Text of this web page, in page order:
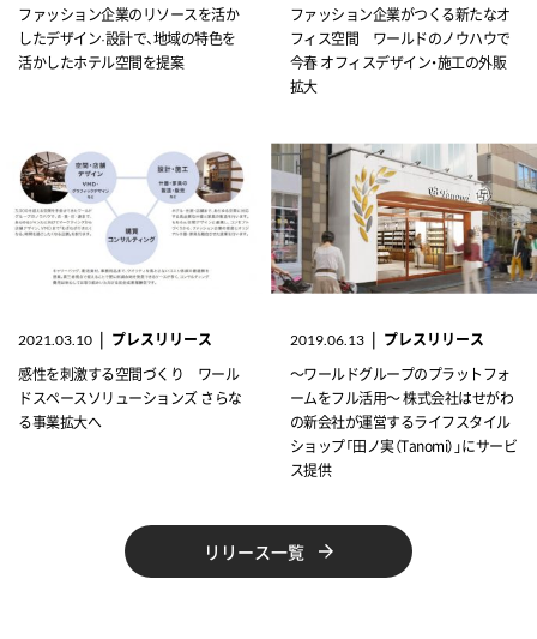
ファッション企業のリソースを活か
したデザイン·設計で、地域の特色を
活かしたホテル空間を提案
ファッション企業がつくる新たなオ
フィス空間 ワールドのノウハウで
今春 オフィスデザイン・施工の外販
拡大
2021.03.10
プレスリリース
感性を刺激する空間づくり ワール
ドスペースソリューションズ さらな
る事業拡大へ
2019.06.13
プレスリリース
～ワールドグループのプラットフォ
ームをフル活用～ 株式会社はせがわ
の新会社が運営するライフスタイル
ショップ「田ノ実（Tanomi）」にサービ
ス提供
リリース一覧